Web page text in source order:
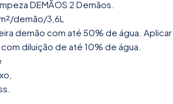
DEMÃOS 2 Demãos.
demão/3,6L
demão com até 50% de água. Aplicar
diluição de até 10% de água.